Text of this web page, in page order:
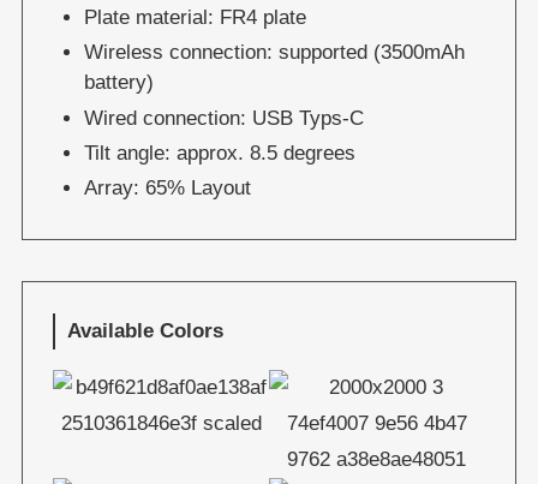
Plate material: FR4 plate
Wireless connection: supported (3500mAh
battery)
Wired connection: USB Typs-C
Tilt angle: approx. 8.5 degrees
Array: 65% Layout
Available Colors